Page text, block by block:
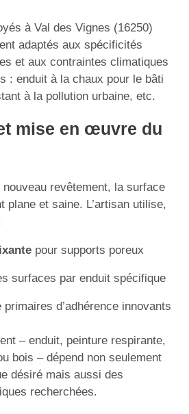
à Val des Vignes (16250)
adaptés aux spécificités
et aux contraintes climatiques
: enduit à la chaux pour le bâti
à la pollution urbaine, etc.
mise en œuvre du
nouveau revêtement, la surface
plane et saine. L’artisan utilise,
pour supports poreux
surfaces par enduit spécifique
d’adhérence innovants
– enduit, peinture respirante,
bois – dépend non seulement
désiré mais aussi des
recherchées.